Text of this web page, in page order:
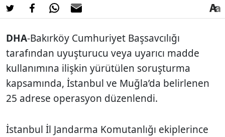
DHA-Bakırköy Cumhuriyet Başsavcılığı
tarafından uyuşturucu veya uyarıcı madde
kullanımına ilişkin yürütülen soruşturma
kapsamında, İstanbul ve Muğla’da belirlenen
25 adrese operasyon düzenlendi.
İstanbul İl Jandarma Komutanlığı ekiplerince